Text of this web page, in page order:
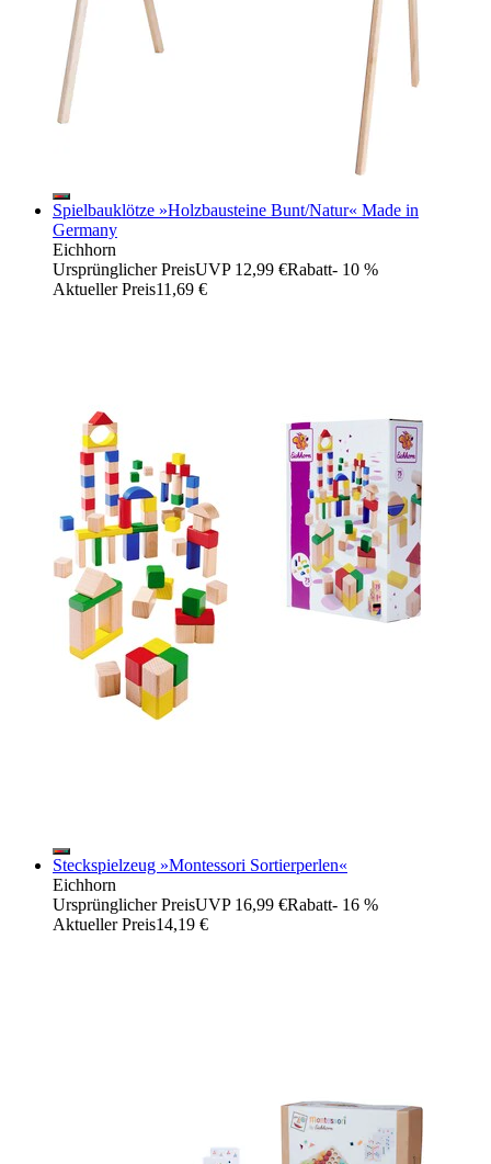
Spielbauklötze »Holzbausteine Bunt/Natur« Made in
Germany
Eichhorn
Ursprünglicher PreisUVP 12,99 €Rabatt- 10 %
Aktueller Preis11,69 €
Steckspielzeug »Montessori Sortierperlen«
Eichhorn
Ursprünglicher PreisUVP 16,99 €Rabatt- 16 %
Aktueller Preis14,19 €